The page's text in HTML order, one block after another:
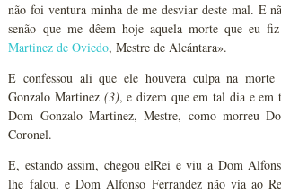
não foi ventura minha de me desviar deste mal. E
senão que me dêem hoje aquela morte que eu
Martinez de Oviedo, Mestre de Alcántara».
E confessou ali que ele houvera culpa na
Gonzalo Martinez (3), e dizem que em tal dia e em
Dom Gonzalo Martinez, Mestre, como morreu
Coronel.
E, estando assim, chegou elRei e viu a Dom
lhe falou, e Dom Alfonso Ferrandez não via ao